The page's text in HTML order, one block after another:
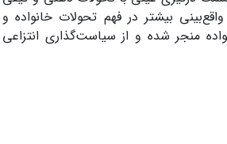
بیشتر در فهم تحولات خانواده و
منجر شده و از سیاست‌گذاری انتزاعی